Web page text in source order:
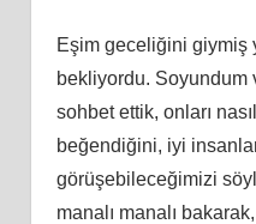
Eşim geceliğini giymiş
bekliyordu. Soyundum
sohbet ettik, onları
beğendiğini, iyi
görüşebileceğimizi
manalı manalı